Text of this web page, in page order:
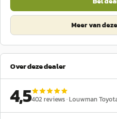
Meer van
Over deze dealer
4,5402 reviews ·Louwman